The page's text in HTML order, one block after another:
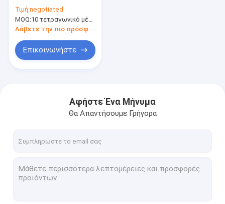
το ρόλο 100
πλέγματος
Τιμή:negotiated
MOQ:10 τετραγωνικό μέτρο
Λάβετε την πιο πρόσφατη τιμή
Επικοινωνήστε
Αφήστε Ένα Μήνυμα
Θα Απαντήσουμε Γρήγορα